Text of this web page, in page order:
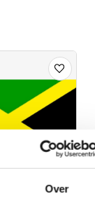
Over
Voeg
toe
aan